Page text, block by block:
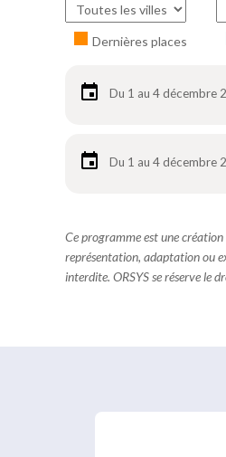
Dernières places
Du 1 au 4 décembre
Du 1 au 4 décembre
Ce programme est une
représentation, adaptation ou
interdite. ORSYS se réserve le